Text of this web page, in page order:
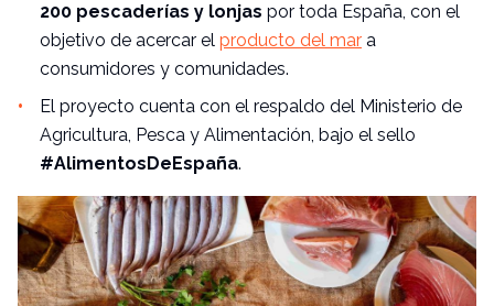
200 pescaderías y lonjas por toda España, con el
objetivo de acercar el producto del mar a
consumidores y comunidades.
El proyecto cuenta con el respaldo del Ministerio de
Agricultura, Pesca y Alimentación, bajo el sello
#AlimentosDeEspaña.